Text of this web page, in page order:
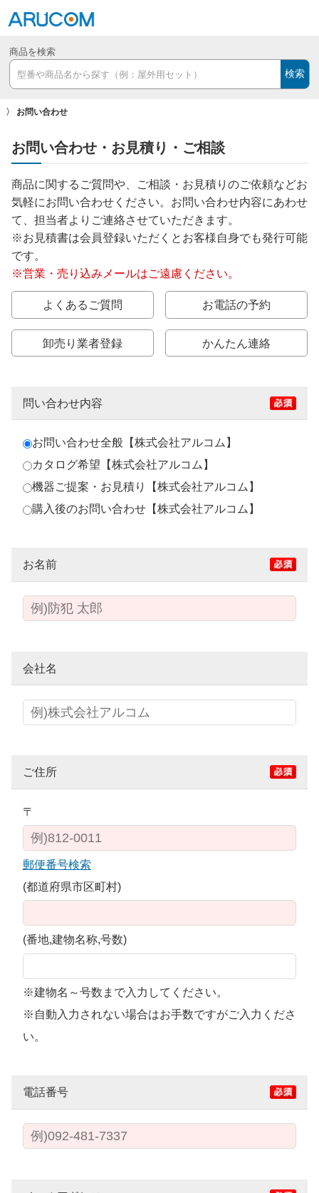
商品を検索
検索
お問い合わせ
お問い合わせ・お見積り・ご相談
商品に関するご質問や、ご相談・お見積りのご依頼などお
気軽にお問い合わせください。お問い合わせ内容にあわせ
て、担当者よりご連絡させていただきます。
※お見積書は会員登録いただくとお客様自身でも発行可能
です。
※営業・売り込みメールはご遠慮ください。
よくあるご質問 お電話の予約
卸売り業者登録 かんたん連絡
問い合わせ内容
お問い合わせ全般【株式会社アルコム】
カタログ希望【株式会社アルコム】
機器ご提案・お見積り【株式会社アルコム】
購入後のお問い合わせ【株式会社アルコム】
お名前
会社名
ご住所
〒
郵便番号検索
(都道府県市区町村)
(番地,建物名称,号数)
※建物名～号数まで入力してください。
※自動入力されない場合はお手数ですがご入力くださ
い。
電話番号